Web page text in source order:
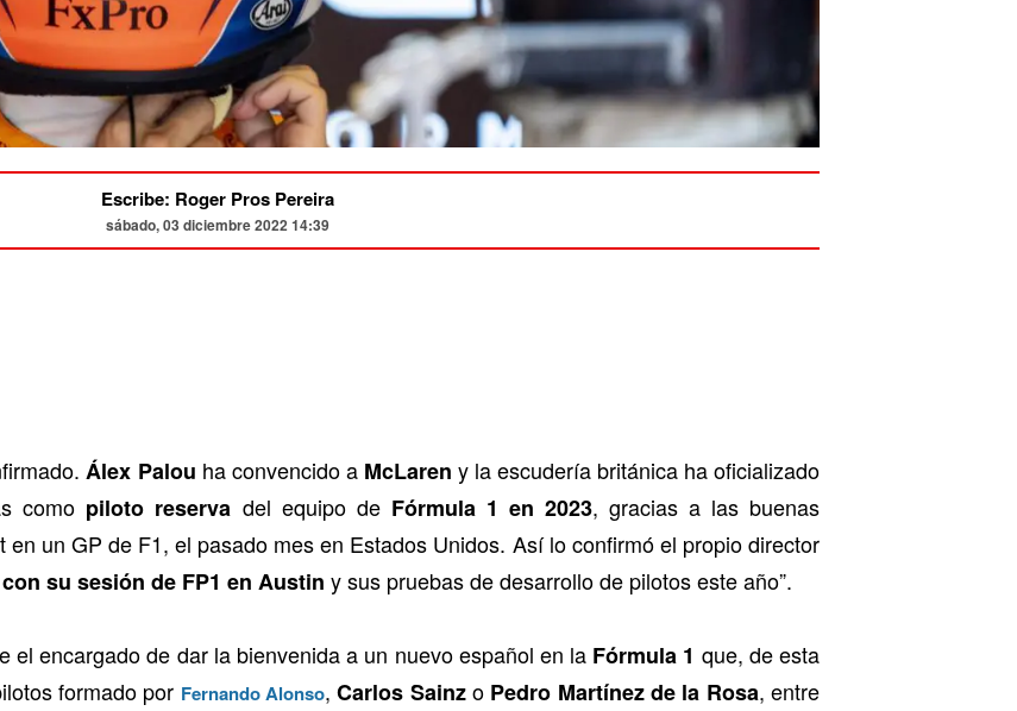
Escribe: Roger Pros Pereira
sábado, 03 diciembre 2022 14:39
Álex Palou ha convencido a McLaren y la escudería británica ha oficializado
como piloto reserva del equipo de Fórmula 1 en 2023, gracias a las buenas
en un GP de F1, el pasado mes en Estados Unidos. Así lo confirmó el propio director
su sesión de FP1 en Austin y sus pruebas de desarrollo de pilotos este año”.
el encargado de dar la bienvenida a un nuevo español en la Fórmula 1 que, de esta
formado por Fernando Alonso,Carlos Sainzo Pedro Martínez de la Rosa, entre